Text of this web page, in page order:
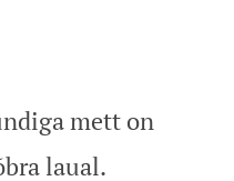
mett on
laual.